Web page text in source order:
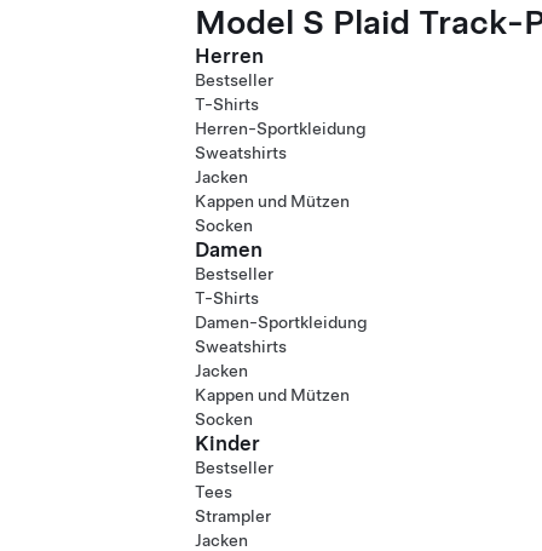
Model S Plaid Track-
Herren
Bestseller
T-Shirts
Herren-Sportkleidung
Sweatshirts
Jacken
Kappen und Mützen
Socken
Damen
Bestseller
T-Shirts
Damen-Sportkleidung
Sweatshirts
Jacken
Kappen und Mützen
Socken
Kinder
Bestseller
Tees
Strampler
Jacken